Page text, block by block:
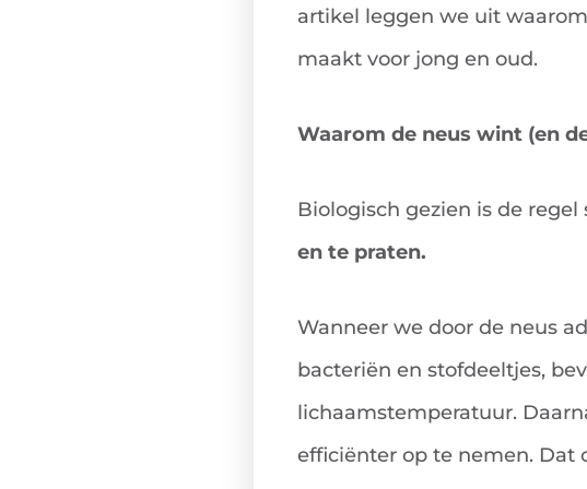
artikel leggen we uit
maakt voor jong en oud.
Waarom de neus wint (en
Biologisch gezien is de regel
en te praten.
Wanneer we door de neus
bacteriën en stofdeeltjes,
lichaamstemperatuur.
efficiënter op te nemen. Dat